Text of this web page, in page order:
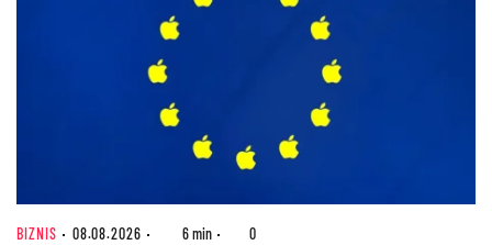
BIZNIS 08.08.2026 6 min 0